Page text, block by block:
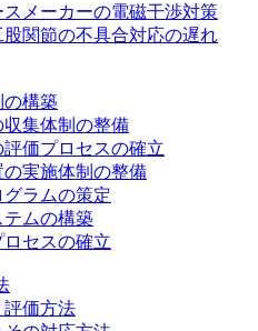
スメーカーの電磁干渉対策
関節の不具合対応の遅れ
の構築
収集体制の整備
価プロセスの確立
実施体制の整備
ラムの策定
テムの構築
セスの確立
評価方法